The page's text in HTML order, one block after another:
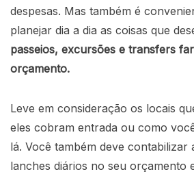
despesas. Mas também é
planejar dia a dia as coisas que
passeios, excursões e transfers
orçamento.
Leve em consideração os locais
eles cobram entrada ou como
lá. Você também deve contabilizar
lanches diários no seu orçamento